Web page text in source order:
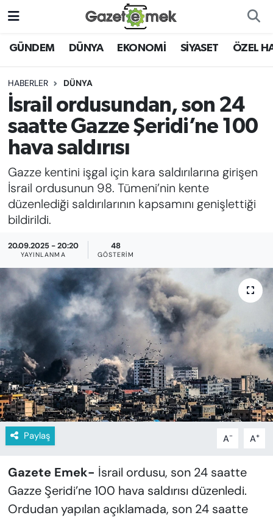
GÜNDEM DÜNYA EKONOMİ SİYASET ÖZEL
HABERLER DÜNYA
İsrail ordusundan, son 24
saatte Gazze Şeridi’ne 100
hava saldırısı
Gazze kentini işgal için kara saldırılarına girişen
İsrail ordusunun 98. Tümeni’nin kente
düzenlediği saldırılarının kapsamını genişlettiği
bildirildi.
20.09.2025 - 20:20
YAYINLANMA
48
GÖSTERIM
Paylaş A- A+
Gazete Emek- İsrail ordusu, son 24 saatte
Gazze Şeridi’ne 100 hava saldırısı düzenledi.
Ordudan yapılan açıklamada, son 24 saatte
DÜNYA
EKONOMİ
EMEK HABERLERİ
YENİ MEDYADA EMEK
GAZETECİLİĞİNİ GELİŞTİRMEK
FAYDALI BİLGİLER
GÜNDEM
EĞİTİM
KADIN
SAĞLIK
SPOR
KÜLTÜR-SANAT
MAGAZİN
ÖZEL HABER
YAZAR KÖŞESİ
SİYASET
Nöbetçi Eczaneler
Hava Durumu
İstanbul Namaz Vakitleri
Trafik Durumu
Süper Lig Puan Durumu ve Fikstür
Tüm Manşetler